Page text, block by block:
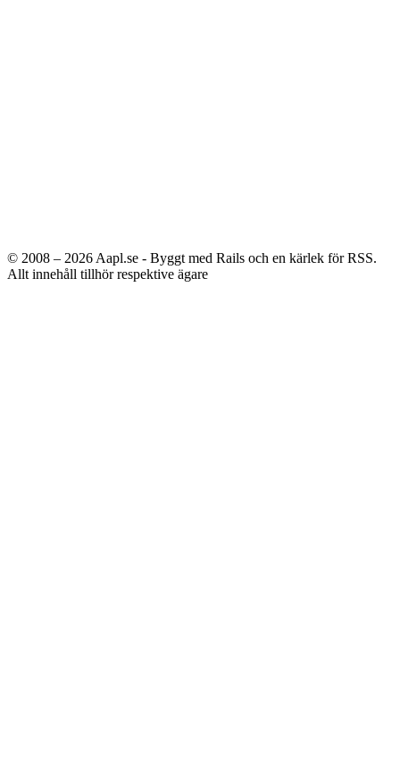
© 2008 – 2026 Aapl.se - Byggt med Rails och en kärlek för RSS.
Allt innehåll tillhör respektive ägare